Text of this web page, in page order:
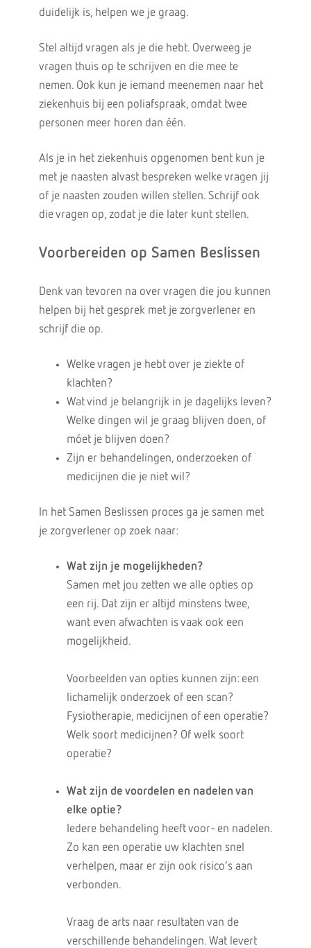
duidelijk is, helpen we je graag.
Stel altijd vragen als je die hebt. Overweeg je
vragen thuis op te schrijven en die mee te
nemen. Ook kun je iemand meenemen naar het
ziekenhuis bij een poliafspraak, omdat twee
personen meer horen dan één.
Als je in het ziekenhuis opgenomen bent kun je
met je naasten alvast bespreken welke vragen jij
of je naasten zouden willen stellen. Schrijf ook
die vragen op, zodat je die later kunt stellen.
Voorbereiden op Samen Beslissen
Denk van tevoren na over vragen die jou kunnen
helpen bij het gesprek met je zorgverlener en
schrijf die op.
Welke vragen je hebt over je ziekte of
klachten?
Wat vind je belangrijk in je dagelijks leven?
Welke dingen wil je graag blijven doen, of
móet je blijven doen?
Zijn er behandelingen, onderzoeken of
medicijnen die je niet wil?
In het Samen Beslissen proces ga je samen met
je zorgverlener op zoek naar:
Wat zijn je mogelijkheden?
Samen met jou zetten we alle opties op
een rij. Dat zijn er altijd minstens twee,
want even afwachten is vaak ook een
mogelijkheid.
Voorbeelden van opties kunnen zijn: een
lichamelijk onderzoek of een scan?
Fysiotherapie, medicijnen of een operatie?
Welk soort medicijnen? Of welk soort
operatie?
Wat zijn de voordelen en nadelen van
elke optie?
Iedere behandeling heeft voor- en nadelen.
Zo kan een operatie uw klachten snel
verhelpen, maar er zijn ook risico’s aan
verbonden.
Vraag de arts naar resultaten van de
verschillende behandelingen. Wat levert